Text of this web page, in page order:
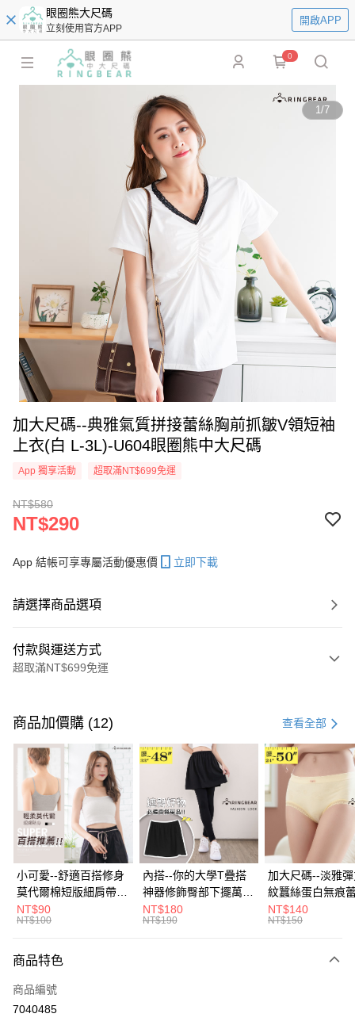
眼圈熊大尺碼
立刻使用官方APP
開啟APP
0
1/7
加大尺碼--典雅氣質拼接蕾絲胸前抓皺V領短袖
上衣(白 L-3L)-U604眼圈熊中大尺碼
App 獨享活動 超取滿NT$699免運
NT$580
NT$290
App 結帳可享專屬活動優惠價 立即下載
請選擇商品選項
付款與運送方式
超取滿NT$699免運
信用卡一次付款
超商取貨付款
LINE Pay
Apple Pay
街口支付
悠遊付
Google Pay
全盈+PAY
大哥付你分期
【大哥付你分期使用說明】
1.本服務由台灣大哥大提供，台灣大哥大用戶可立即使用無須另外申請。
AFTEE先享後付
商品加價購 (12) 查看全部
小可愛--舒適百搭修身
莫代爾棉短版細肩帶素
色背心(白.黑.灰L-2L)-
U582眼圈熊中大尺碼
NT$90
NT$100
內搭--你的大學T疊搭
神器修飾臀部下擺萬用
內搭裙/遮臀裙(黑2L-
6L)-Q155眼圈熊中大
NT$180
NT$190
加大尺碼--淡雅
紋蠶絲蛋白無痕
角內褲(白.粉.藍.
3L)-L28眼圈熊中
NT$140
NT$150
商品特色
商品編號
7040485